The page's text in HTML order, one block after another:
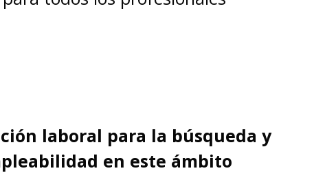
laboral para la búsqueda y
en este ámbito